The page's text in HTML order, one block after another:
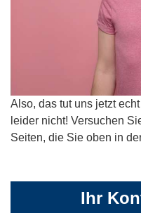
Also, das tut uns jetzt
leider nicht! Versuchen
Seiten, die Sie oben in
Ihr